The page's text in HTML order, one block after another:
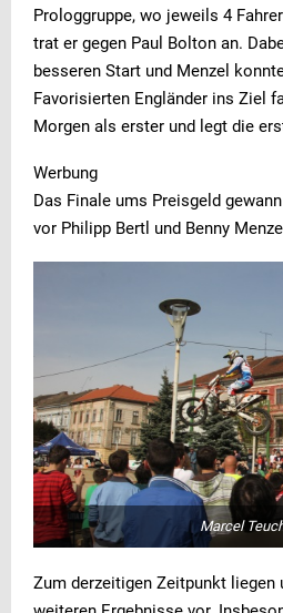
Prologgruppe, wo jeweils 4
trat er gegen Paul Bolton an.
besseren Start und Menzel
Favorisierten Engländer ins Ziel
Morgen als erster und legt die
Werbung
Das Finale ums Preisgeld
vor Philipp Bertl und Benny
Marcel
Zum derzeitigen Zeitpunkt liegen